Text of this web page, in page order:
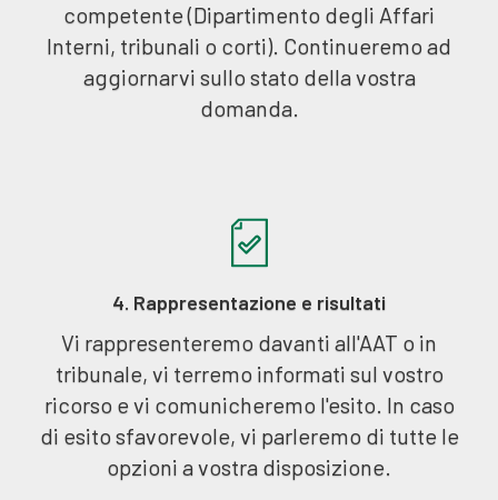
competente (Dipartimento degli Affari
Interni, tribunali o corti). Continueremo ad
aggiornarvi sullo stato della vostra
domanda.
4. Rappresentazione e risultati
Vi rappresenteremo davanti all'AAT o in
tribunale, vi terremo informati sul vostro
ricorso e vi comunicheremo l'esito. In caso
di esito sfavorevole, vi parleremo di tutte le
opzioni a vostra disposizione.